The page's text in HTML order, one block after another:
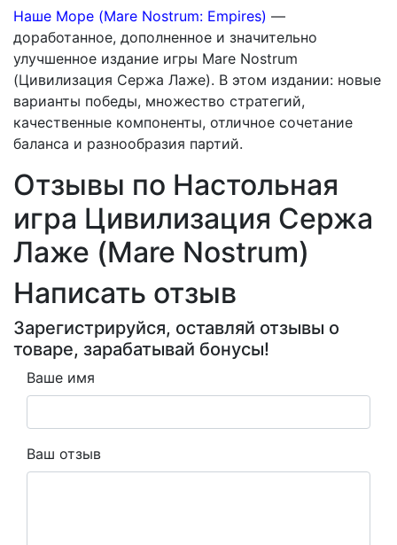
Наше Море (Mare Nostrum: Empires) —
доработанное, дополненное и значительно
улучшенное издание игры Mare Nostrum
(Цивилизация Сержа Лаже). В этом издании: новые
варианты победы, множество стратегий,
качественные компоненты, отличное сочетание
баланса и разнообразия партий.
Отзывы по Настольная
игра Цивилизация Сержа
Лаже (Mare Nostrum)
Написать отзыв
Зарегистрируйся, оставляй отзывы о
товаре, зарабатывай бонусы!
Ваше имя
Ваш отзыв